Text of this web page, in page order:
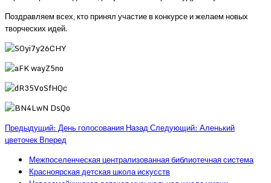
Поздравляем всех, кто принял участие в конкурсе и желаем новых
творческих идей.
Предыдущий: День голосованияНазадСледующий: Аленький
цветочекВперед
Межпоселенческая централизованная библиотечная система
Красноярская детская школа искусств